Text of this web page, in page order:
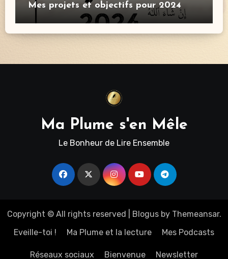
Mes projets et objectifs pour 2024
Ma Plume s'en Mêle
Le Bonheur de Lire Ensemble
Copyright © All rights reserved Blogusby Themeansar.
Eveille-toi !
Ma Plume et la lecture Mes Podcasts
Réseaux sociaux Bienvenue Newsletter